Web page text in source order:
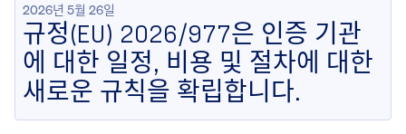
2026년 5월 26일
규정(EU) 2026/977은 인증 기관
에 대한 일정, 비용 및 절차에 대한
새로운 규칙을 확립합니다.